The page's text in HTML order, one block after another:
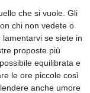
che si vuole. Gli
chi non vedete o
se siete in
proposte più
equilibrata e
le ore piccole così
anche umore